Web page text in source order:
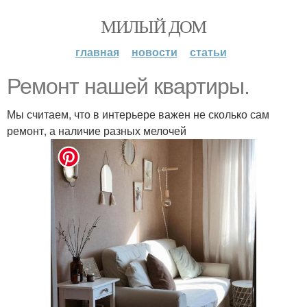
МИЛЫЙ ДОМ
главная новости статьи
Ремонт нашей квартиры.
Мы считаем, что в интерьере важен не сколько сам
ремонт, а наличие разных мелочей